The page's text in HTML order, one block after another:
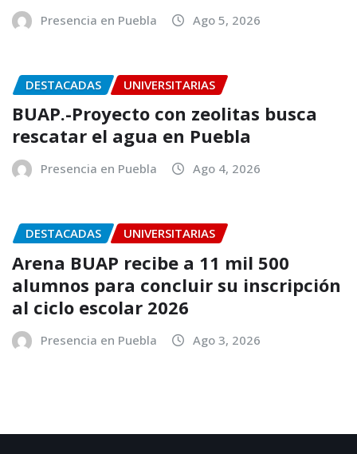
Presencia en Puebla Ago 5, 2026
DESTACADAS UNIVERSITARIAS
BUAP.-Proyecto con zeolitas busca
rescatar el agua en Puebla
Presencia en Puebla Ago 4, 2026
DESTACADAS UNIVERSITARIAS
Arena BUAP recibe a 11 mil 500
alumnos para concluir su inscripción
al ciclo escolar 2026
Presencia en Puebla Ago 3, 2026